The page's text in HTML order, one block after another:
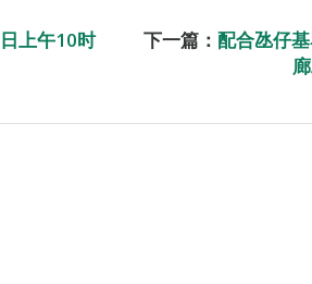
上午10时
下一篇： 配合氹仔